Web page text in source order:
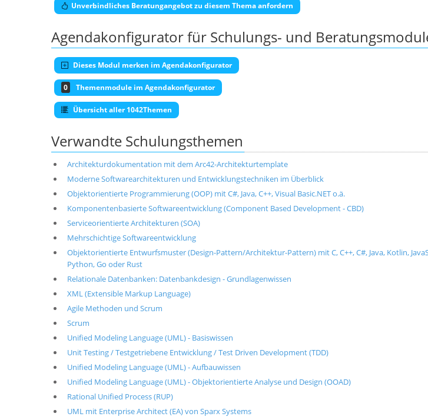
Unverbindliches Beratungangebot zu diesem Thema anfordern
Agendakonfigurator für Schulungs- und
Dieses Modul merken im Agendakonfigurator
0 Themenmodule im Agendakonfigurator
Übersicht aller 1042Themen
Verwandte Schulungsthemen
Architekturdokumentation mit dem Arc42-Architekturtemplate
Moderne Softwarearchitekturen und Entwicklungstechniken im Überblick
Objektorientierte Programmierung (OOP) mit C#, Java, C++, Visual Basic.NET o.ä.
Komponentenbasierte Softwareentwicklung (Component Based Development - CBD)
Serviceorientierte Architekturen (SOA)
Mehrschichtige Softwareentwicklung
Objektorientierte Entwurfsmuster (Design-Pattern/Architektur-Pattern) mit C, C++, C#, Java, Kotlin,
Python, Go oder Rust
Relationale Datenbanken: Datenbankdesign - Grundlagenwissen
XML (Extensible Markup Language)
Agile Methoden und Scrum
Scrum
Unified Modeling Language (UML) - Basiswissen
Unit Testing / Testgetriebene Entwicklung / Test Driven Development (TDD)
Unified Modeling Language (UML) - Aufbauwissen
Unified Modeling Language (UML) - Objektorientierte Analyse und Design (OOAD)
Rational Unified Process (RUP)
UML mit Enterprise Architect (EA) von Sparx Systems